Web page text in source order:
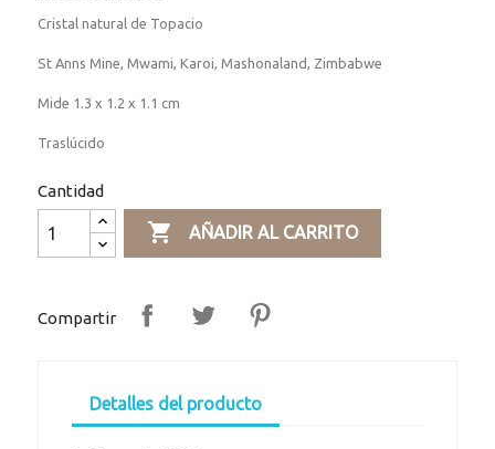
Cristal natural de Topacio
St Anns Mine, Mwami, Karoi, Mashonaland, Zimbabwe
Mide 1.3 x 1.2 x 1.1 cm
Traslúcido
Cantidad
 AÑADIR AL CARRITO
Compartir
Detalles del producto